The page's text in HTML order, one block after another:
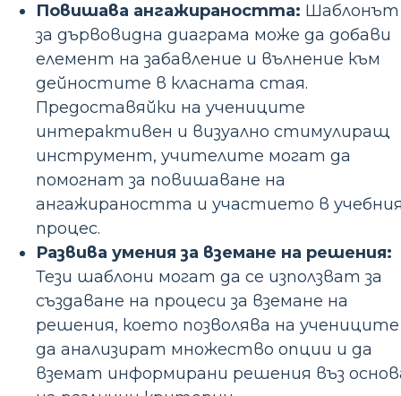
Повишава ангажираността: Шаблонът
за дървовидна диаграма може да добави
елемент на забавление и вълнение към
дейностите в класната стая.
Предоставяйки на учениците
интерактивен и визуално стимулиращ
инструмент, учителите могат да
помогнат за повишаване на
ангажираността и участието в
процес.
Развива умения за вземане на решения:
Тези шаблони могат да се използват за
създаване на процеси за вземане на
решения, което позволява на учениците
да анализират множество опции и да
вземат информирани решения въз